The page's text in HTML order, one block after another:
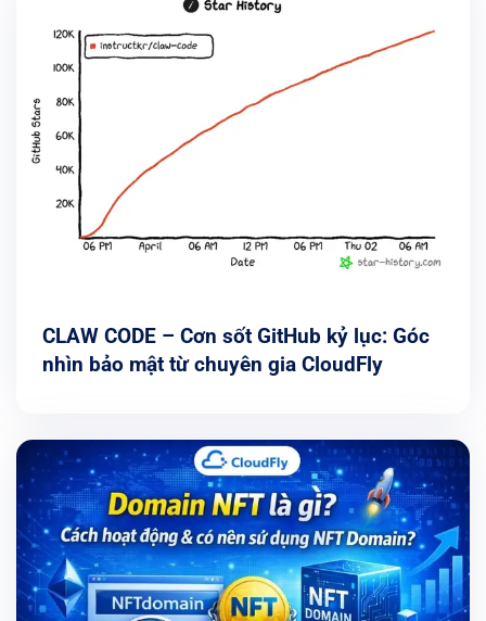
CLAW CODE – Cơn sốt GitHub kỷ lục: Góc
nhìn bảo mật từ chuyên gia CloudFly